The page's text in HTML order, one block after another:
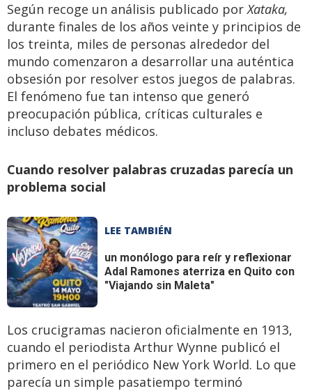
Según recoge un análisis publicado porXataka,
durante finales de los años veinte y principios de
los treinta, miles de personas alrededor del
mundo comenzaron a desarrollar una auténtica
obsesión por resolver estos juegos de palabras.
El fenómeno fue tan intenso que generó
preocupación pública, críticas culturales e
incluso debates médicos.
Cuando resolver palabras cruzadas parecía un
problema social
LEE TAMBIÉN
un monólogo para reír y reflexionar
Adal Ramones aterriza en Quito con
"Viajando sin Maleta"
Los crucigramas nacieron oficialmente en 1913,
cuando el periodista Arthur Wynne publicó el
primero en el periódico New York World. Lo que
parecía un simple pasatiempo terminó